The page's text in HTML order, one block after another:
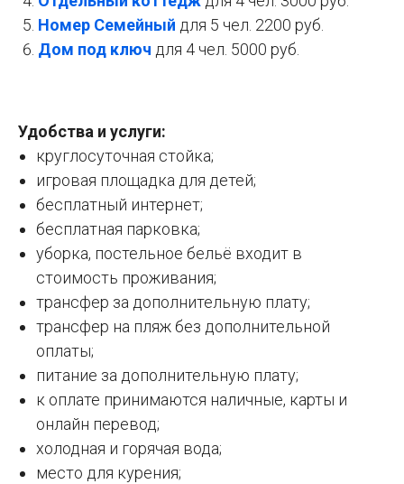
Номер Семейный для 5 чел. 2200 руб.
Дом под ключ для 4 чел. 5000 руб.
Удобства и услуги:
круглосуточная стойка;
игровая площадка для детей;
бесплатный интернет;
бесплатная парковка;
уборка, постельное бельё входит в
стоимость проживания;
трансфер за дополнительную плату;
трансфер на пляж без дополнительной
оплаты;
питание за дополнительную плату;
к оплате принимаются наличные, карты и
онлайн перевод;
холодная и горячая вода;
место для курения;